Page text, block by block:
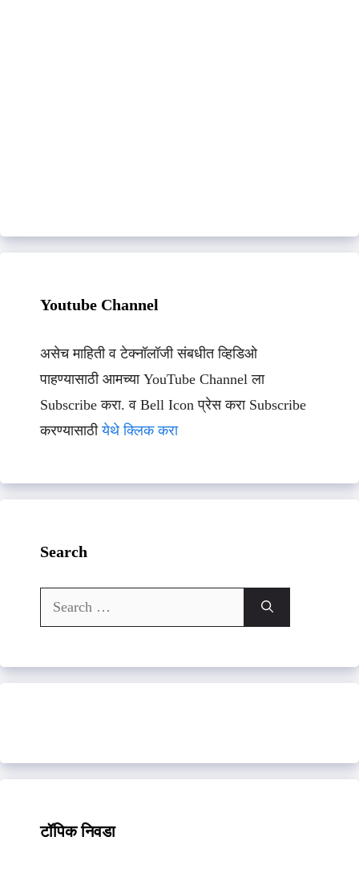
Youtube Channel
असेच माहिती व टेक्नॉलॉजी संबधीत व्हिडिओ
पाहण्यासाठी आमच्या YouTube Channel ला
Subscribe करा. व Bell Icon प्रेस करा Subscribe
करण्यासाठीयेथे क्लिक करा
Search
Search
for:
टॉपिक निवडा